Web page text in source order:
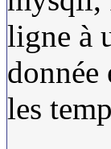
ligne à
les